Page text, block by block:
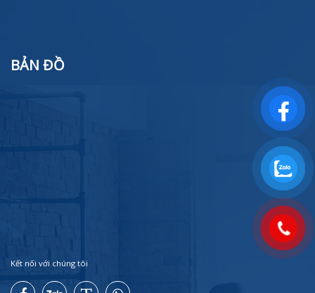
BẢN ĐỒ
Kết nối với chúng tôi